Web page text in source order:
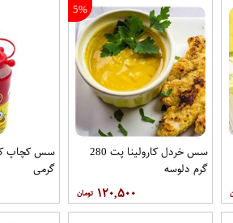
5%
سس خردل کارولینا پت 280
گرم دلوسه
۱۲۰,۵۰۰
گرمی